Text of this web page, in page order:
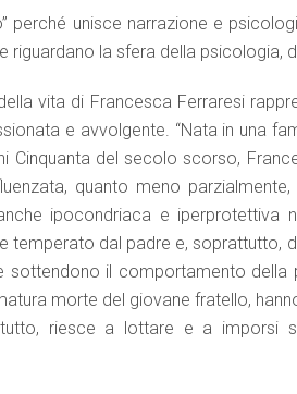
perché unisce narrazione e
riguardano la sfera della psicologia,
vita di Francesca Ferraresi
e avvolgente. “Nata in una
Cinquanta del secolo scorso,
quanto meno
ipocondriaca e iperprotettiva
temperato dal padre e, soprattutto,
sottendono il comportamento
morte del giovane fratello,
riesce a lottare e a imporsi